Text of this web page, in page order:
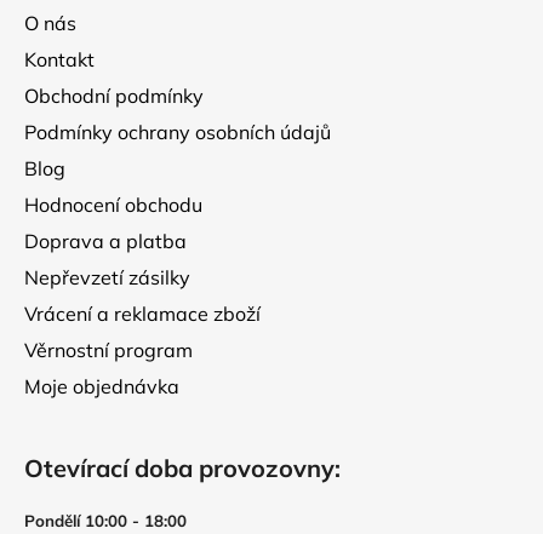
O nás
Kontakt
Obchodní podmínky
Podmínky ochrany osobních údajů
Blog
Hodnocení obchodu
Doprava a platba
Nepřevzetí zásilky
Vrácení a reklamace zboží
Věrnostní program
Moje objednávka
Otevírací doba provozovny:
Pondělí 10:00 - 18:00